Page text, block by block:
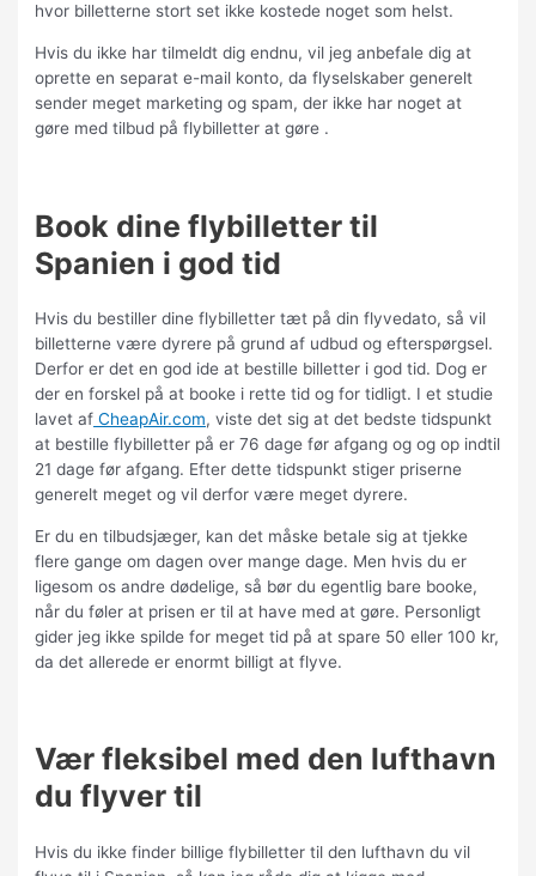
hvor billetterne stort set ikke kostede noget som helst.
Hvis du ikke har tilmeldt dig endnu, vil jeg anbefale dig at
oprette en separat e-mail konto, da flyselskaber generelt
sender meget marketing og spam, der ikke har noget at
gøre med tilbud på flybilletter at gøre .
Book dine flybilletter til
Spanien i god tid
Hvis du bestiller dine flybilletter tæt på din flyvedato, så vil
billetterne være dyrere på grund af udbud og efterspørgsel.
Derfor er det en god ide at bestille billetter i god tid. Dog er
der en forskel på at booke i rette tid og for tidligt. I et studie
lavet af CheapAir.com, viste det sig at det bedste tidspunkt
at bestille flybilletter på er 76 dage før afgang og og op indtil
21 dage før afgang. Efter dette tidspunkt stiger priserne
generelt meget og vil derfor være meget dyrere.
Er du en tilbudsjæger, kan det måske betale sig at tjekke
flere gange om dagen over mange dage. Men hvis du er
ligesom os andre dødelige, så bør du egentlig bare booke,
når du føler at prisen er til at have med at gøre. Personligt
gider jeg ikke spilde for meget tid på at spare 50 eller 100 kr,
da det allerede er enormt billigt at flyve.
Vær fleksibel med den lufthavn
du flyver til
Hvis du ikke finder billige flybilletter til den lufthavn du vil